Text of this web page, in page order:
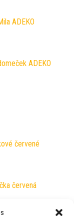
ADEKO
ADEKO
červené
červená